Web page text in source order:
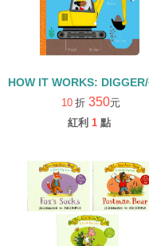
HOW IT WORKS: DIGGER/
10 折 350元
紅利 1 點